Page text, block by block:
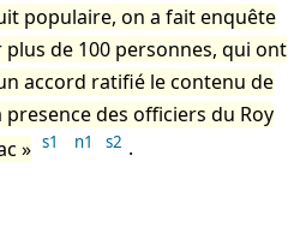
populaire, on a fait enquête
de 100 personnes, qui ont
accord ratifié le contenu de
presence des officiers du Roy
s1 n1 s2 .